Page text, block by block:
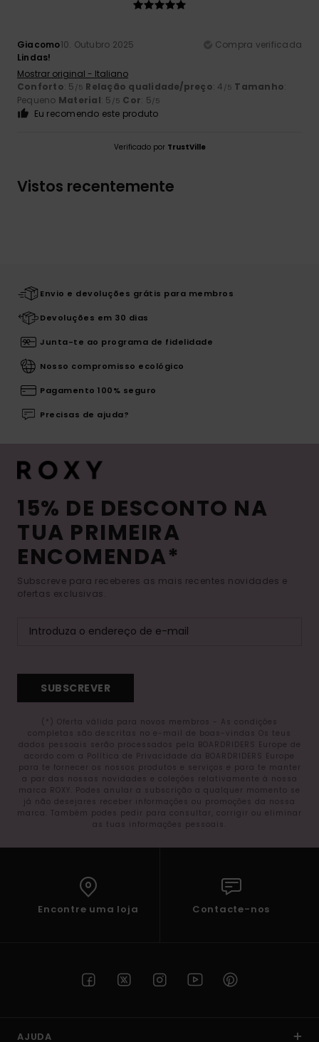
Giacomo10. Outubro 2025
Compra verificada
Lindas!
Mostrar original - Italiano
Conforto: 5 /5 Relação qualidade/preço: 4 /5 Tamanho:
Pequeno Material: 5 /5 Cor: 5/5
Eu recomendo este produto
Verificado por TrustVille
Vistos recentemente
Envio e devoluções grátis para membros
Devoluções em 30 dias
Junta-te ao programa de fidelidade
Nosso compromisso ecológico
Pagamento 100% seguro
Precisas de ajuda?
15% DE DESCONTO NA
TUA PRIMEIRA
ENCOMENDA*
Subscreve para receberes as mais recentes novidades e
ofertas exclusivas.
SUBSCREVER
(*) Oferta válida para novos membros - As condições
completas são descritas no e-mail de boas-vindas Os teus
dados pessoais serão processados pela BOARDRIDERS Europe de
acordo com a Política de Privacidade da BOARDRIDERS Europe
para te fornecer os nossos produtos e serviços e para te manter
a par das nossas novidades e coleções relativamente à nossa
marca ROXY. Podes anular a subscrição a qualquer momento se
já não desejares receber informações ou promoções da nossa
marca. Também podes pedir para consultar, corrigir ou eliminar
as tuas informações pessoais.
Encontre uma loja Contacte-nos
AJUDA